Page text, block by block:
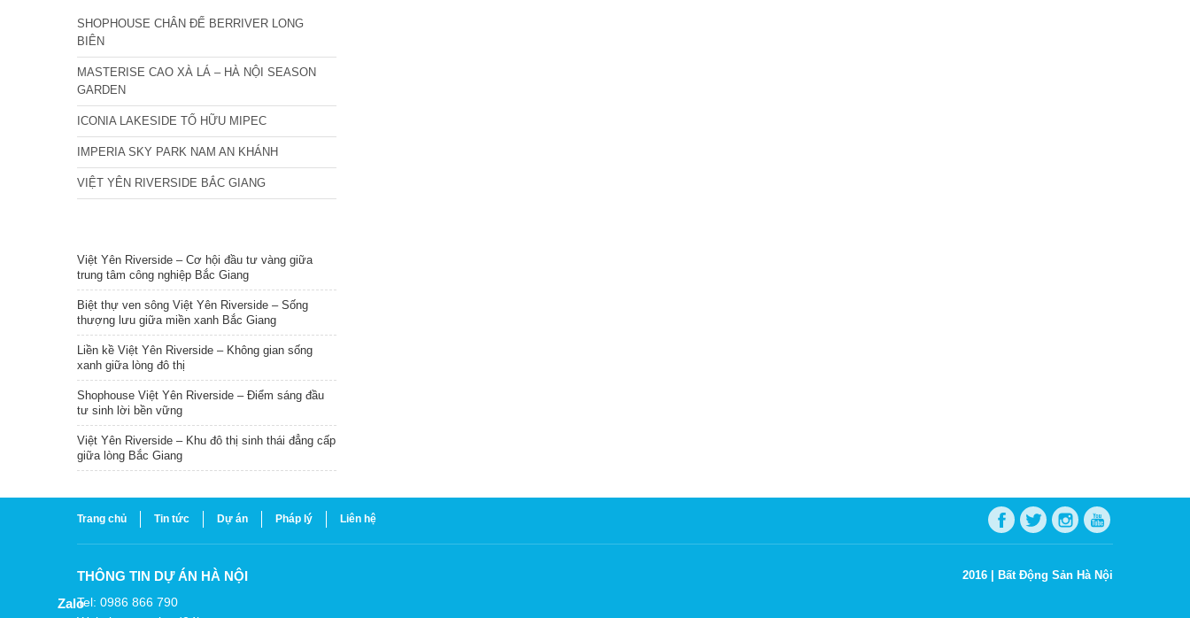
SHOPHOUSE CHÂN ĐẾ BERRIVER LONG
BIÊN
MASTERISE CAO XÀ LÁ – HÀ NỘI SEASON
GARDEN
ICONIA LAKESIDE TỐ HỮU MIPEC
IMPERIA SKY PARK NAM AN KHÁNH
VIỆT YÊN RIVERSIDE BẮC GIANG
Việt Yên Riverside – Cơ hội đầu tư vàng giữa
trung tâm công nghiệp Bắc Giang
Biệt thự ven sông Việt Yên Riverside – Sống
thượng lưu giữa miền xanh Bắc Giang
Liền kề Việt Yên Riverside – Không gian sống
xanh giữa lòng đô thị
Shophouse Việt Yên Riverside – Điểm sáng đầu
tư sinh lời bền vững
Việt Yên Riverside – Khu đô thị sinh thái đẳng cấp
giữa lòng Bắc Giang
Trang chủ Tin tức Dự án Pháp lý Liên hệ
THÔNG TIN DỰ ÁN HÀ NỘI
Tel: 0986 866 790
2016 | Bất Động Sản Hà Nội
Zalo